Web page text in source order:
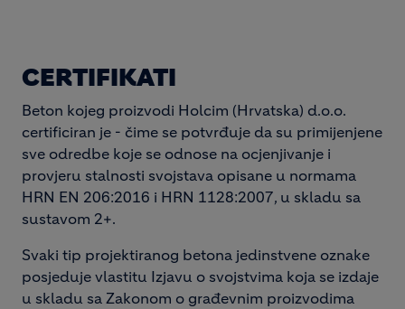
CERTIFIKATI
Beton kojeg proizvodi Holcim (Hrvatska) d.o.o.
certificiran je - čime se potvrđuje da su primijenjene
sve odredbe koje se odnose na ocjenjivanje i
provjeru stalnosti svojstava opisane u normama
HRN EN 206:2016 i HRN 1128:2007, u skladu sa
sustavom 2+.
Svaki tip projektiranog betona jedinstvene oznake
posjeduje vlastitu Izjavu o svojstvima koja se izdaje
u skladu sa Zakonom o građevnim proizvodima